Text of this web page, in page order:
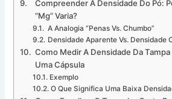
Compreender A Densidade Do Pó:
“mg” Varia?
A Analogia “Penas Vs. Chumbo”
Densidade Aparente Vs. Densidade
Como Medir A Densidade Da
Uma Cápsula
Exemplo
O Que Significa Uma Baixa